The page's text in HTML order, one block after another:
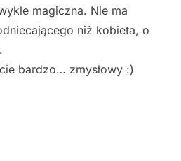
magiczna. Nie ma
niż kobieta, o
bardzo… zmysłowy :)